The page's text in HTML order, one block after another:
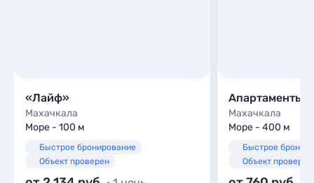
«Лайф»
Махачкала
Море - 100 м
Быстрое бронирование
Объект проверен
от 2 134 · 1 ночь
Апартаменты
Махачкала
Море - 400 м
Быстрое
Объект проверен
от 760